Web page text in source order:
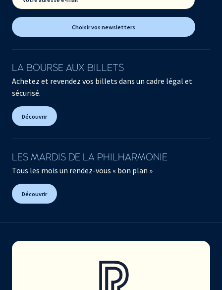
Choisir vos newsletters
LA BOURSE AUX BILLETS
Achetez et revendez vos billets dans un cadre légal et
sécurisé.
Découvrir
LES MARDIS DE LA PHILHARMONIE
Tous les mois un rendez-vous « bon plan »
Découvrir